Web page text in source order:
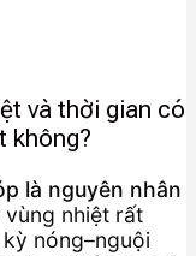
và thời gian có
không?
là nguyên nhân
vùng nhiệt rất
nóng–nguội